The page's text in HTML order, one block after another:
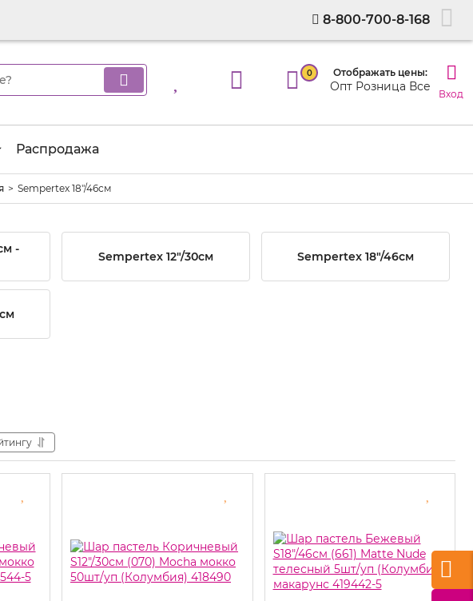
8-800-700-8-168
0 Отображать цены:
Опт Розница Все Вход
Распродажа
Sempertex 18"/46см
-
Sempertex 12"/30см Sempertex 18"/46см